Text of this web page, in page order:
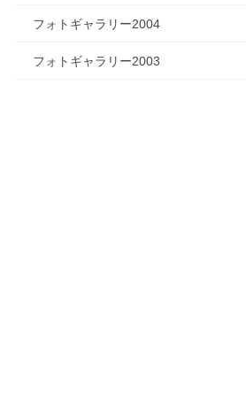
フォトギャラリー2004
フォトギャラリー2003